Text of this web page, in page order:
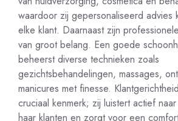
waardoor zij gepersonaliseerd advies
elke klant. Daarnaast zijn
van groot belang. Een goede
beheerst diverse technieken zoals
gezichtsbehandelingen, massages,
manicures met finesse.
cruciaal kenmerk; zij luistert actief
haar klanten en zorgt voor een